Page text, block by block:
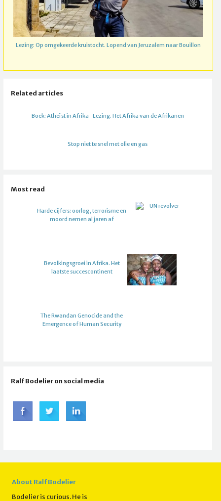
Lezing: Op omgekeerde kruistocht. Lopend van Jeruzalem naar Bouillon
Related articles
Boek: Atheïst in Afrika Lezing. Het Afrika van de Afrikanen
Stop niet te snel met olie en gas
Most read
Harde cijfers: oorlog, terrorisme en
moord nemen al jaren af
Bevolkingsgroei in Afrika. Het
laatste succescontinent
The Rwandan Genocide and the
Emergence of Human Security
Ralf Bodelier on social media
About Ralf Bodelier
Bodelier is curious. He is